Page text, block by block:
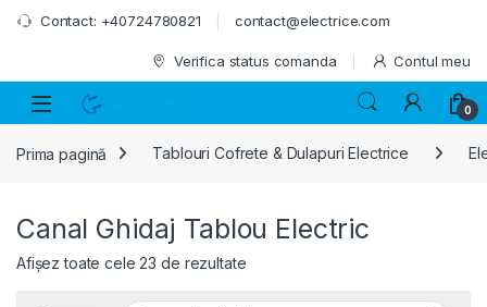
Skip to navigation
Skip to content
Contact: +40724780821 contact@electrice.com
Verifica status comanda Contul meu
0
Prima pagină Tablouri Cofrete & Dulapuri Electrice
Canal Ghidaj Tablou Electric
Afișez toate cele 23 de rezultate